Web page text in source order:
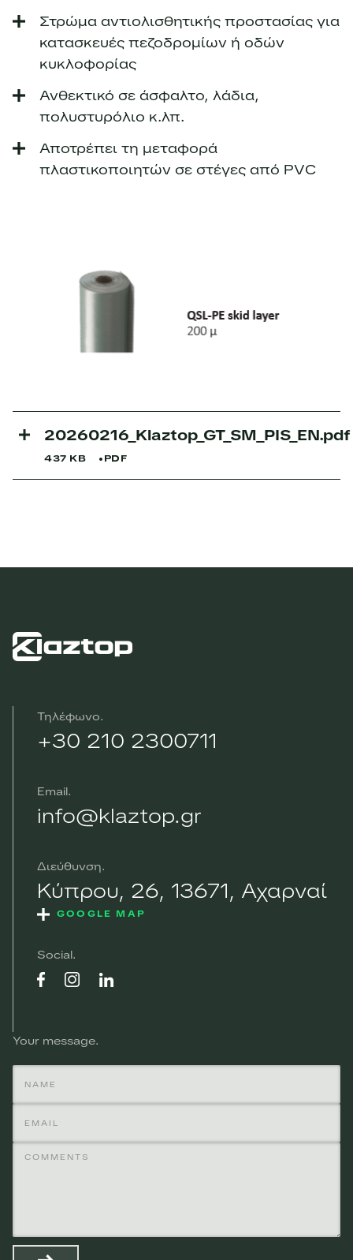
Στρώμα αντιολισθητικής προστασίας για
κατασκευές πεζοδρομίων ή οδών
κυκλοφορίας
Ανθεκτικό σε άσφαλτο, λάδια,
πολυστυρόλιο κ.λπ.
Αποτρέπει τη μεταφορά
πλαστικοποιητών σε στέγες από PVC
20260216_Klaztop_GT_SM_PIS_EN.pdf
437 KB PDF
Τηλέφωνο
+30 210 2300711
Email
info@klaztop.gr
Διεύθυνση
Κύπρου, 26, 13671, Αχαρναί
GOOGLE MAP
Social
Your message